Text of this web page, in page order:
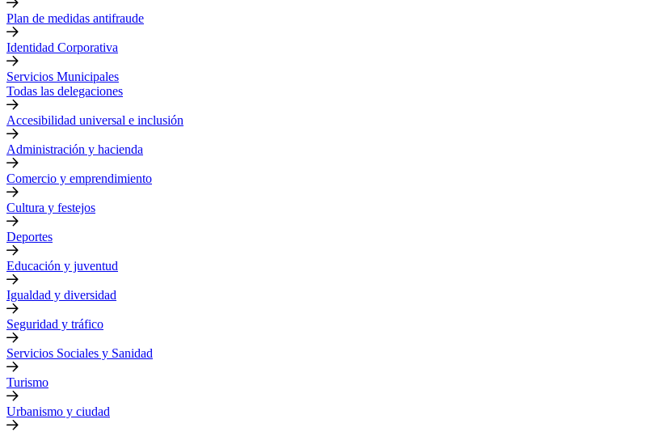
Plan de medidas antifraude
Identidad Corporativa
Servicios Municipales
Todas las delegaciones
Accesibilidad universal e inclusión
Administración y hacienda
Comercio y emprendimiento
Cultura y festejos
Deportes
Educación y juventud
Igualdad y diversidad
Seguridad y tráfico
Servicios Sociales y Sanidad
Turismo
Urbanismo y ciudad